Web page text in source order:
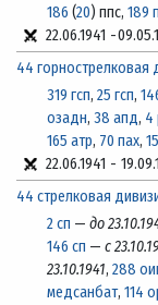
186 (20) ппс, 189
22.06.1941 -
44 горнострелковая
319 гсп, 25 гсп,
озадн, 38 апд, 4
165 атр, 70 пах,
22.06.1941 -
44 стрелковая
2 сп — до
146 сп — с
23.10.1941, 288
медсанбат, 114